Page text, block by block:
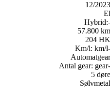
12/2023
El
Hybrid:-
57.800 km
204 HK
Km/l: -
km/l
Automatgear
Antal gear: -
gear
5 døre
Sølvmetal